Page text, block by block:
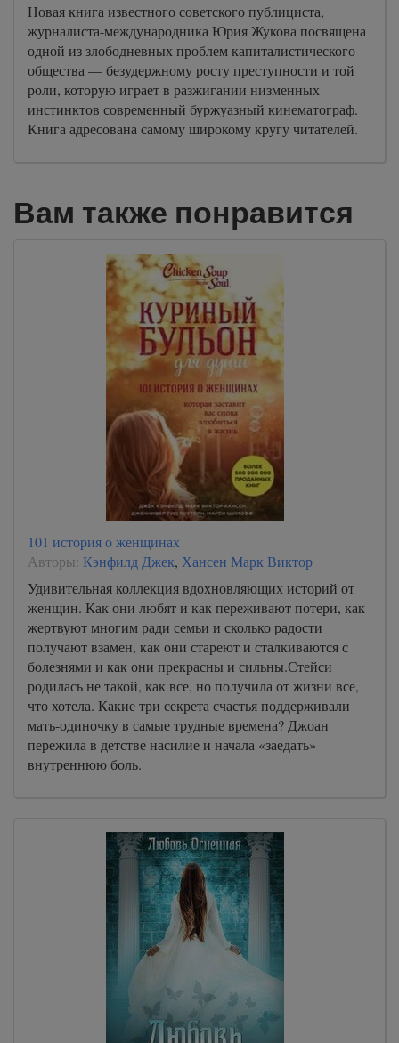
Новая книга известного советского публициста,
журналиста-международника Юрия Жукова посвящена
одной из злободневных проблем капиталистического
общества — безудержному росту преступности и той
роли, которую играет в разжигании низменных
инстинктов современный буржуазный кинематограф.
Книга адресована самому широкому кругу читателей.
Вам также понравится
101 история о женщинах
Авторы: Кэнфилд Джек, Хансен Марк Виктор
Удивительная коллекция вдохновляющих историй от
женщин. Как они любят и как переживают потери, как
жертвуют многим ради семьи и сколько радости
получают взамен, как они стареют и сталкиваются с
болезнями и как они прекрасны и сильны.Стейси
родилась не такой, как все, но получила от жизни все,
что хотела. Какие три секрета счастья поддерживали
мать-одиночку в самые трудные времена? Джоан
пережила в детстве насилие и начала «заедать»
внутреннюю боль.